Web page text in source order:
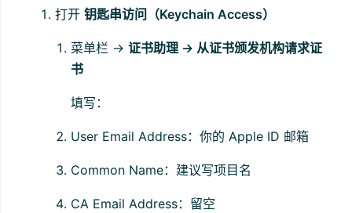
打开钥匙串访问（Keychain Access）
菜单栏 → 证书助理 → 从证书颁发机构请求证
书
填写：
User Email Address：你的 Apple ID 邮箱
Common Name：建议写项目名
CA Email Address：留空